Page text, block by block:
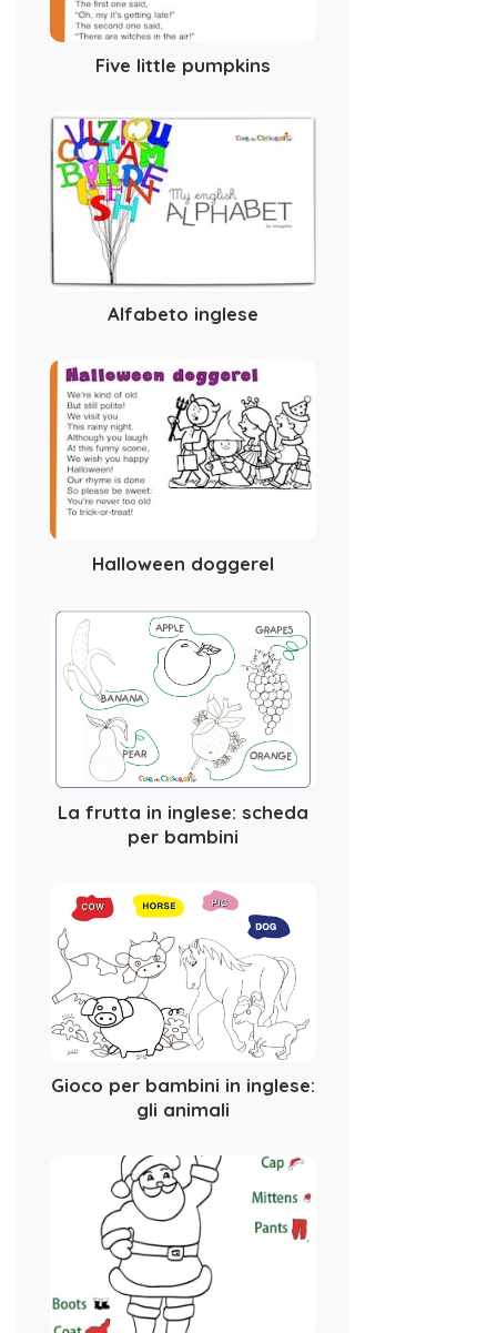
Five little pumpkins
Alfabeto inglese
Halloween doggerel
La frutta in inglese: scheda
per bambini
Gioco per bambini in inglese:
gli animali